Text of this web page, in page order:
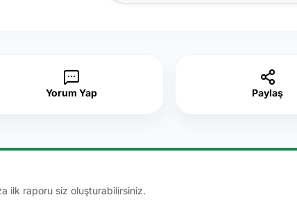
Yorum Yap Paylaş
ilk raporu siz oluşturabilirsiniz.